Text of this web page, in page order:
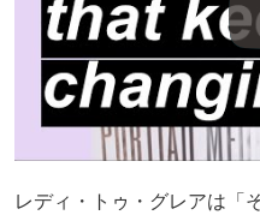
レディ・トゥ・グレアは「